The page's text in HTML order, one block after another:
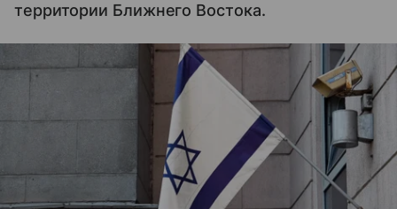
территории Ближнего Востока.